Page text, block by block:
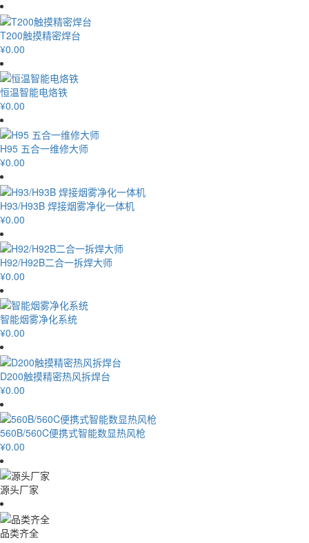
T200触摸精密焊台
¥0.00
恒温智能电烙铁
¥0.00
H95 五合一维修大师
¥0.00
H93/H93B 焊接烟雾净化一体机
¥0.00
H92/H92B二合一拆焊大师
¥0.00
智能烟雾净化系统
¥0.00
D200触摸精密热风拆焊台
¥0.00
560B/560C便携式智能数显热风枪
¥0.00
源头厂家
品类齐全